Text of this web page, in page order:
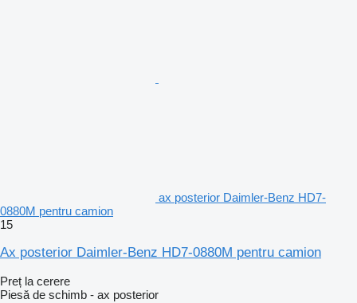
ax posterior Daimler-Benz HD7-
0880M pentru camion
15
Ax posterior Daimler-Benz HD7-0880M pentru camion
Preț la cerere
Piesă de schimb - ax posterior